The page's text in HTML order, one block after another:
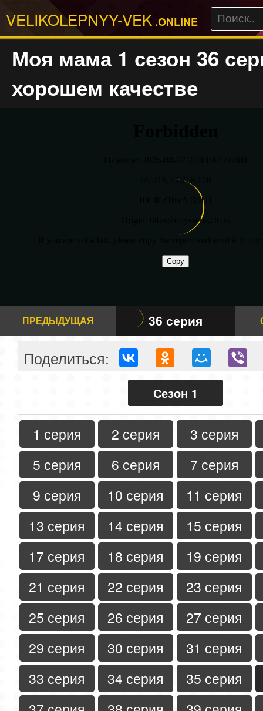
VELIKOLEPNYY-VEK .ONLINE
Моя мама 1 сезон 36
хорошем качестве
ПРЕДЫДУЩАЯ 36 серия
Поделиться:
Сезон 1
1 серия 2 серия
3 серия
5 серия
6 серия
7 серия
9 серия
10 серия
11 серия
13 серия
14 серия
15 серия
17 серия
18 серия
19 серия
21 серия
22 серия
23 серия
25 серия
26 серия
27 серия
29 серия
30 серия
31 серия
33 серия
34 серия
35 серия